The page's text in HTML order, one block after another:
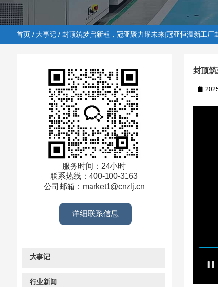
大事记/ 封顶筑梦启新程，冠亚聚力耀未来|冠亚
首页/ 大事记/ 封顶筑梦启新程，冠亚聚力耀未来|冠亚恒温新工厂
封顶
服务时间：24小时
联系热线：400-100-3163
公司邮箱：market1@cnzlj.cn
详细联系信息
大事记
行业新闻